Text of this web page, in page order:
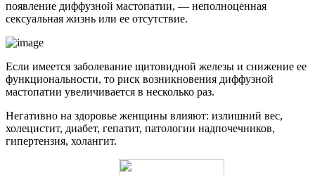
появление диффузной мастопатии, — неполноценная
сексуальная жизнь или ее отсутствие.
Если имеется заболевание щитовидной железы и снижение ее
функциональности, то риск возникновения диффузной
мастопатии увеличивается в несколько раз.
Негативно на здоровье женщины влияют: излишний вес,
холецистит, диабет, гепатит, патологии надпочечников,
гипертензия, холангит.